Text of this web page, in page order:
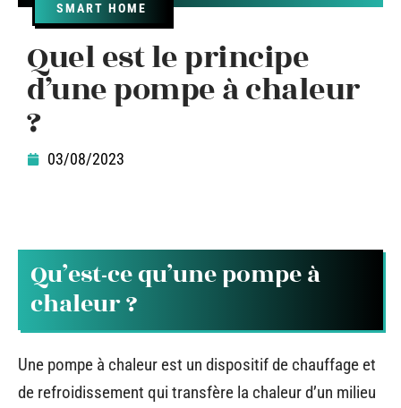
SMART HOME
Quel est le principe
d’une pompe à chaleur
?
03/08/2023
Qu’est-ce qu’une pompe à
chaleur ?
Une pompe à chaleur est un dispositif de chauffage et
de refroidissement qui transfère la chaleur d’un milieu